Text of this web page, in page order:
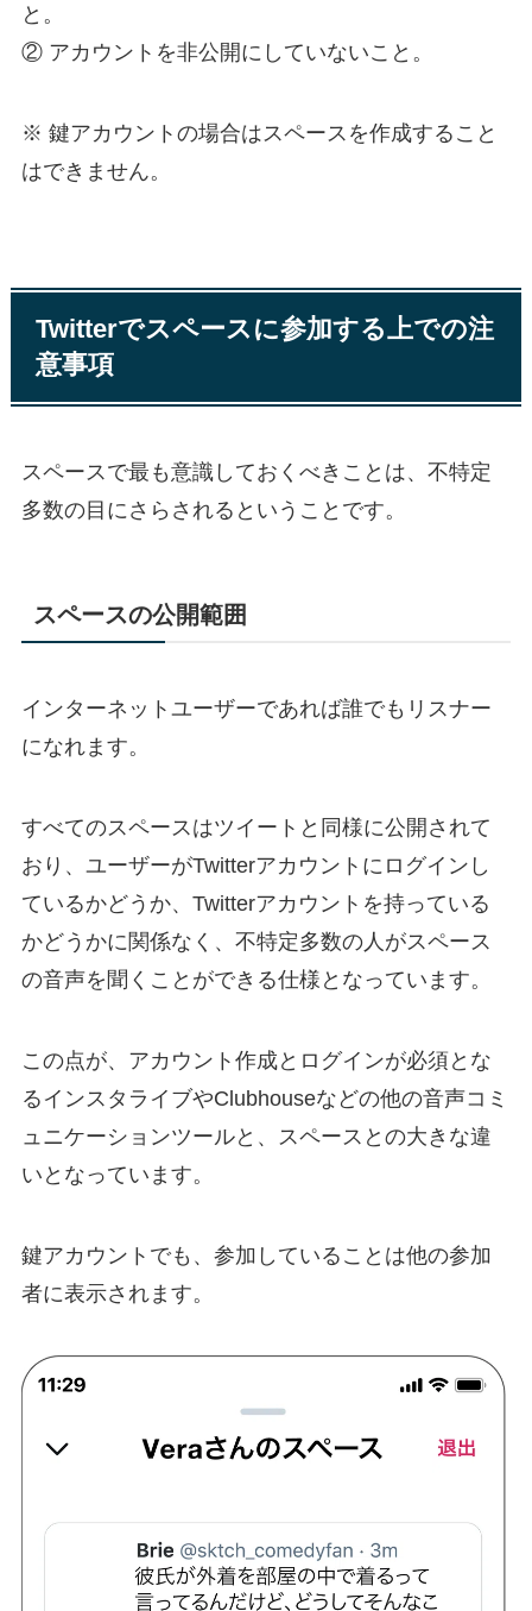
と。
② アカウントを非公開にしていないこと。
※ 鍵アカウントの場合はスペースを作成すること
はできません。
Twitterでスペースに参加する上での注
意事項
スペースで最も意識しておくべきことは、不特定
多数の目にさらされるということです。
スペースの公開範囲
インターネットユーザーであれば誰でもリスナー
になれます。
すべてのスペースはツイートと同様に公開されて
おり、ユーザーがTwitterアカウントにログインし
ているかどうか、Twitterアカウントを持っている
かどうかに関係なく、不特定多数の人がスペース
の音声を聞くことができる仕様となっています。
この点が、アカウント作成とログインが必須とな
るインスタライブやClubhouseなどの他の音声コミ
ュニケーションツールと、スペースとの大きな違
いとなっています。
鍵アカウントでも、参加していることは他の参加
者に表示されます。